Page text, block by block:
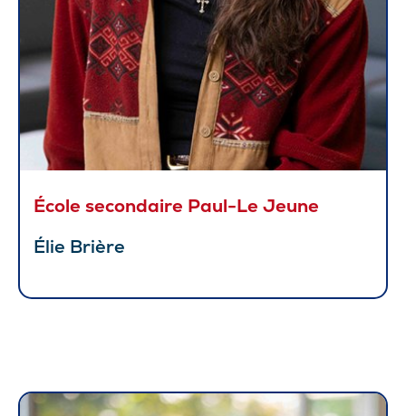
École secondaire Paul-Le Jeune
Élie Brière